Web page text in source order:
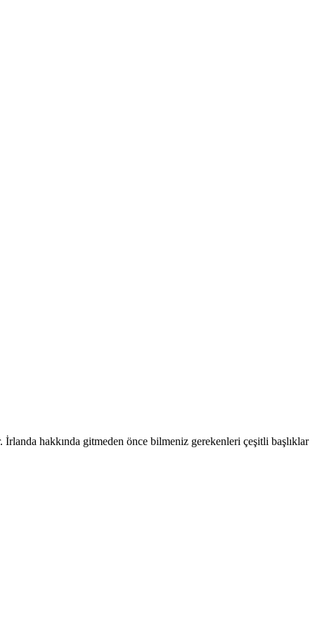
hakkında gitmeden önce bilmeniz gerekenleri çeşitli başlıklar